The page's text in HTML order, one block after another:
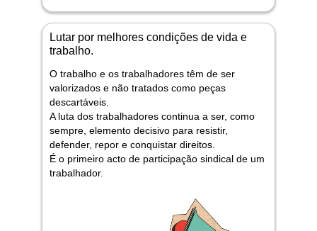
Lutar por melhores condições de vida e
trabalho.
O trabalho e os trabalhadores têm de ser
valorizados e não tratados como peças
descartáveis.
A luta dos trabalhadores continua a ser, como
sempre, elemento decisivo para resistir,
defender, repor e conquistar direitos.
É o primeiro acto de participação sindical de um
trabalhador.